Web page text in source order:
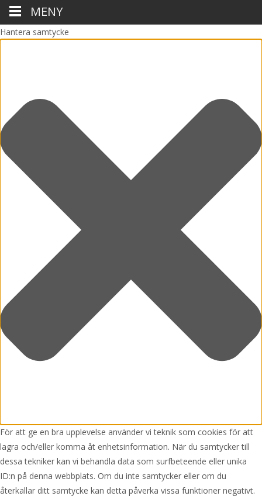
Hantera samtycke
För att ge en bra upplevelse använder vi teknik som cookies för att
lagra och/eller komma åt enhetsinformation. När du samtycker till
dessa tekniker kan vi behandla data som surfbeteende eller unika
ID:n på denna webbplats. Om du inte samtycker eller om du
återkallar ditt samtycke kan detta påverka vissa funktioner negativt.
MENY